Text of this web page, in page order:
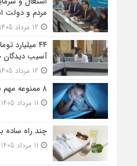
مردم و دولت
۴۴ میلیارد
آسیب
۸ ممنوعه مهم برای کودکان قبل از خواب
چند راه ساده